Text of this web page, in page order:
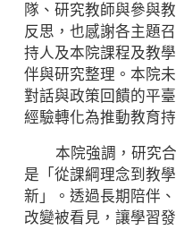
隊、研究教師與參與
反思，也感謝各主題
持人及本院課程及教
伴與研究整理。本院
對話與政策回饋的平
經驗轉化為推動教育
本院強調，研究合
是「從課綱理念到教
新」。透過長期陪伴
改變被看見，讓學習